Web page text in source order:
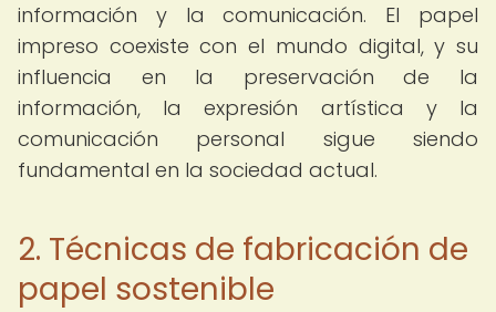
información y la comunicación. El papel
impreso coexiste con el mundo digital, y su
influencia en la preservación de la
información, la expresión artística y la
comunicación personal sigue siendo
fundamental en la sociedad actual.
2. Técnicas de fabricación de
papel sostenible